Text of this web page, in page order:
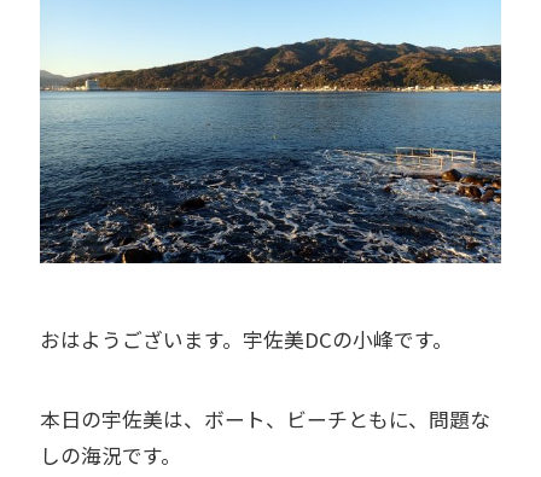
おはようございます。宇佐美DCの小峰です。
本日の宇佐美は、ボート、ビーチともに、問題な
しの海況です。